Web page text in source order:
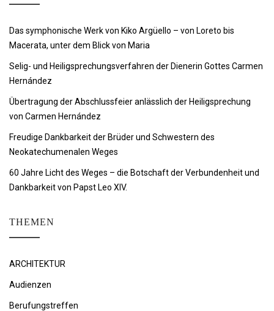
Das symphonische Werk von Kiko Argüello – von Loreto bis
Macerata, unter dem Blick von Maria
Selig- und Heiligsprechungsverfahren der Dienerin Gottes Carmen
Hernández
Übertragung der Abschlussfeier anlässlich der Heiligsprechung
von Carmen Hernández
Freudige Dankbarkeit der Brüder und Schwestern des
Neokatechumenalen Weges
60 Jahre Licht des Weges – die Botschaft der Verbundenheit und
Dankbarkeit von Papst Leo XIV.
THEMEN
ARCHITEKTUR
Audienzen
Berufungstreffen